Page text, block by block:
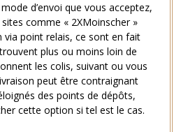
d’envoi que vous acceptez,
comme « 2XMoinscher »
via point relais, ce sont en fait
plus ou moins loin de
les colis, suivant ou vous
peut être contraignant
des points de dépôts,
cette option si tel est le cas.